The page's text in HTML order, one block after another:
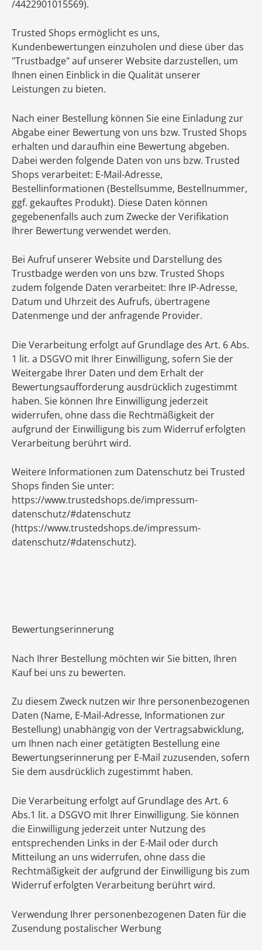
/4422901015569).
Trusted Shops ermöglicht es uns,
Kundenbewertungen einzuholen und diese über das
"Trustbadge" auf unserer Website darzustellen, um
Ihnen einen Einblick in die Qualität unserer
Leistungen zu bieten.
Nach einer Bestellung können Sie eine Einladung zur
Abgabe einer Bewertung von uns bzw. Trusted Shops
erhalten und daraufhin eine Bewertung abgeben.
Dabei werden folgende Daten von uns bzw. Trusted
Shops verarbeitet: E-Mail-Adresse,
Bestellinformationen (Bestellsumme, Bestellnummer,
ggf. gekauftes Produkt). Diese Daten können
gegebenenfalls auch zum Zwecke der Verifikation
Ihrer Bewertung verwendet werden.
Bei Aufruf unserer Website und Darstellung des
Trustbadge werden von uns bzw. Trusted Shops
zudem folgende Daten verarbeitet: Ihre IP-Adresse,
Datum und Uhrzeit des Aufrufs, übertragene
Datenmenge und der anfragende Provider.
Die Verarbeitung erfolgt auf Grundlage des Art. 6 Abs.
1 lit. a DSGVO mit Ihrer Einwilligung, sofern Sie der
Weitergabe Ihrer Daten und dem Erhalt der
Bewertungsaufforderung ausdrücklich zugestimmt
haben. Sie können Ihre Einwilligung jederzeit
widerrufen, ohne dass die Rechtmäßigkeit der
aufgrund der Einwilligung bis zum Widerruf erfolgten
Verarbeitung berührt wird.
Weitere Informationen zum Datenschutz bei Trusted
Shops finden Sie unter:
https://www.trustedshops.de/impressum-
datenschutz/#datenschutz
(https://www.trustedshops.de/impressum-
datenschutz/#datenschutz).
Bewertungserinnerung
Nach Ihrer Bestellung möchten wir Sie bitten, Ihren
Kauf bei uns zu bewerten.
Zu diesem Zweck nutzen wir Ihre personenbezogenen
Daten (Name, E-Mail-Adresse, Informationen zur
Bestellung) unabhängig von der Vertragsabwicklung,
um Ihnen nach einer getätigten Bestellung eine
Bewertungserinnerung per E-Mail zuzusenden, sofern
Sie dem ausdrücklich zugestimmt haben.
Die Verarbeitung erfolgt auf Grundlage des Art. 6
Abs.1 lit. a DSGVO mit Ihrer Einwilligung. Sie können
die Einwilligung jederzeit unter Nutzung des
entsprechenden Links in der E-Mail oder durch
Mitteilung an uns widerrufen, ohne dass die
Rechtmäßigkeit der aufgrund der Einwilligung bis zum
Widerruf erfolgten Verarbeitung berührt wird.
Verwendung Ihrer personenbezogenen Daten für die
Zusendung postalischer Werbung